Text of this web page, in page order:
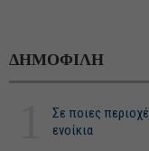
ΔΗΜΟΦΙΛΗ
Σε ποιες
ενοίκια